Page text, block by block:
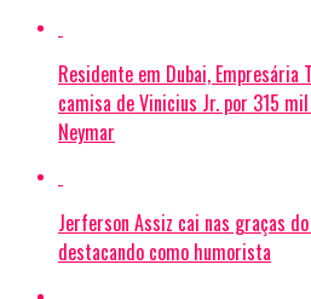
Residente em Dubai, Empresária
camisa de Vinicius Jr. por 315
Neymar
Jerferson Assiz cai nas graças
destacando como humorista